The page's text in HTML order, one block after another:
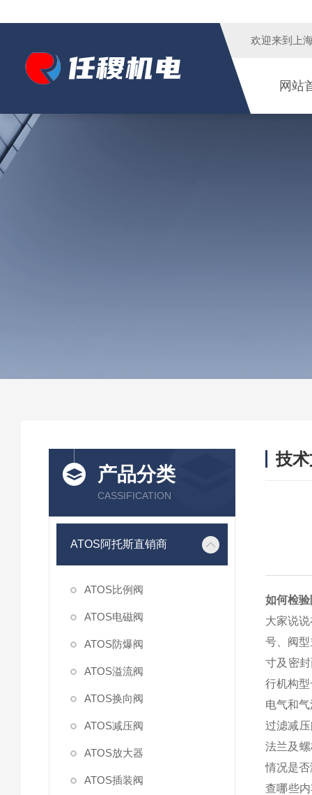
欢迎来到 上
网站
产品分类
CASSIFICATION
ATOS阿托斯直销商
ATOS比例阀
ATOS电磁阀
ATOS防爆阀
ATOS溢流阀
ATOS换向阀
ATOS减压阀
ATOS放大器
ATOS插装阀
技
如何检
大家说
号、阀
寸及密
行机构
电气和
过滤减
法兰及
情况是
查哪些